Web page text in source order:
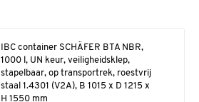
IBC container SCHÄFER BTA NBR,
1000 l, UN keur, veiligheidsklep,
stapelbaar, op transportrek, roestvrij
staal 1.4301 (V2A), B 1015 x D 1215 x
H 1550 mm